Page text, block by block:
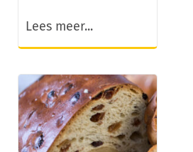
Lees meer...